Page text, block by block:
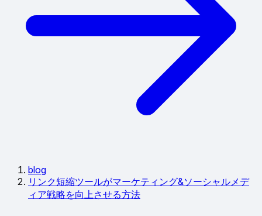
blog
リンク短縮ツールがマーケティング&ソーシャルメデ
ィア戦略を向上させる方法